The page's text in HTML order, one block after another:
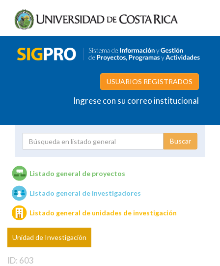
USUARIOS REGISTRADOS
Ingrese con su correo institucional
Unidades de investigación
Listado general de proyectos
Listado general de investigadores
Listado general de unidades de investigación
Unidad de Investigación
ID: 603